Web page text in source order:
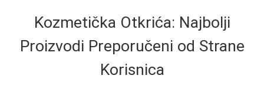
Kozmetička Otkrića: Najbolji
Proizvodi Preporučeni od Strane
Korisnica